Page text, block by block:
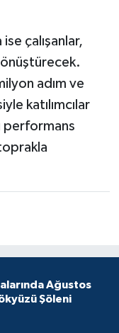
çalışanlar,
adım ve
katılımcılar
performans
Ağustos
Şöleni